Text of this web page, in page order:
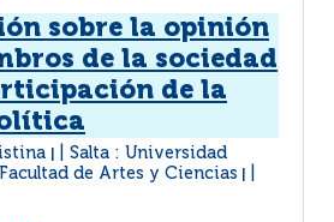
sobre la opinión
de la sociedad
de la
Salta : Universidad
de Artes y Ciencias